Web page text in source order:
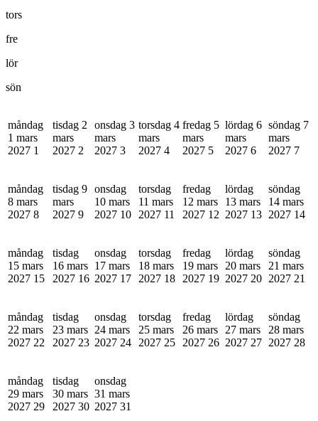
tors
fre
lör
sön
måndag
1 mars
2027 1
tisdag 2
mars
2027 2
onsdag 3
mars
2027 3
torsdag 4
mars
2027 4
fredag 5
mars
2027 5
lördag 6
mars
2027 6
söndag 7
mars
2027 7
måndag
8 mars
2027 8
tisdag 9
mars
2027 9
onsdag
10 mars
2027 10
torsdag
11 mars
2027 11
fredag
12 mars
2027 12
lördag
13 mars
2027 13
söndag
14 mars
2027 14
måndag
15 mars
2027 15
tisdag
16 mars
2027 16
onsdag
17 mars
2027 17
torsdag
18 mars
2027 18
fredag
19 mars
2027 19
lördag
20 mars
2027 20
söndag
21 mars
2027 21
måndag
22 mars
2027 22
tisdag
23 mars
2027 23
onsdag
24 mars
2027 24
torsdag
25 mars
2027 25
fredag
26 mars
2027 26
lördag
27 mars
2027 27
söndag
28 mars
2027 28
måndag
29 mars
2027 29
tisdag
30 mars
2027 30
onsdag
31 mars
2027 31